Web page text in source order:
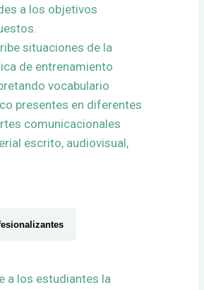
a los objetivos
situaciones de la
de entrenamiento
vocabulario
presentes en diferentes
comunicacionales
escrito, audiovisual,
a los estudiantes la